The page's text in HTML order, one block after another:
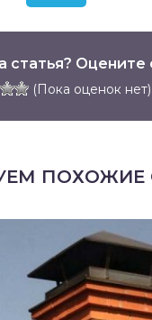
статья? Оцените
(Пока оценок нет)
ПОХОЖИЕ